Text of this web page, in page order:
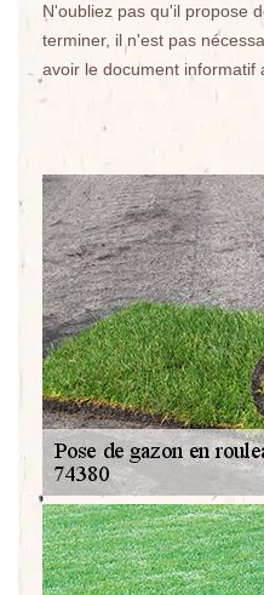
N'oubliez pas qu'il propose
terminer, il n'est pas
avoir le document informatif